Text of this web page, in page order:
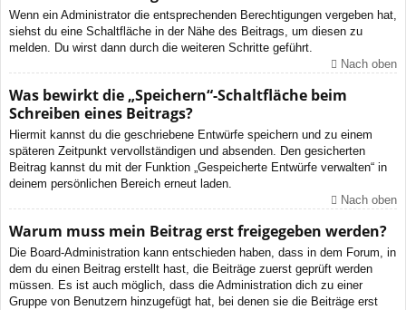
Wenn ein Administrator die entsprechenden Berechtigungen vergeben hat,
siehst du eine Schaltfläche in der Nähe des Beitrags, um diesen zu
melden. Du wirst dann durch die weiteren Schritte geführt.
Nach oben
Was bewirkt die „Speichern“-Schaltfläche beim
Schreiben eines Beitrags?
Hiermit kannst du die geschriebene Entwürfe speichern und zu einem
späteren Zeitpunkt vervollständigen und absenden. Den gesicherten
Beitrag kannst du mit der Funktion „Gespeicherte Entwürfe verwalten“ in
deinem persönlichen Bereich erneut laden.
Nach oben
Warum muss mein Beitrag erst freigegeben werden?
Die Board-Administration kann entschieden haben, dass in dem Forum, in
dem du einen Beitrag erstellt hast, die Beiträge zuerst geprüft werden
müssen. Es ist auch möglich, dass die Administration dich zu einer
Gruppe von Benutzern hinzugefügt hat, bei denen sie die Beiträge erst